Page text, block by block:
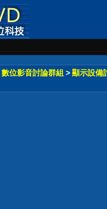
數位影音討論群組 > 顯示設備